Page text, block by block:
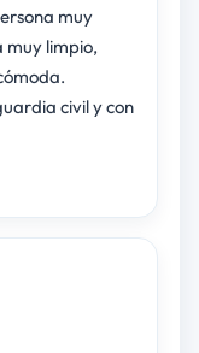
muy
muy limpio,
civil y con